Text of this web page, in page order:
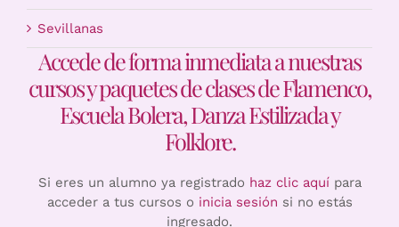
Sevillanas
Accede de forma inmediata a nuestras
cursos y paquetes de clases de Flamenco,
Escuela Bolera, Danza Estilizada y
Folklore.
Si eres un alumno ya registrado haz clic aquípara
acceder a tus cursos o inicia sesión si no estás
ingresado.